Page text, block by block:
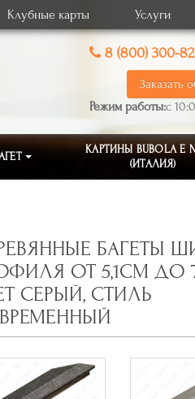
Клубные карты Услуги
8 (800) 300-
Заказать
Режим работы:с
КАРТИНЫ BUBOLA E
(ИТАЛИЯ)
БАГЕТЫ
ОТ 5,1СМ ДО
СЕРЫЙ, СТИЛЬ